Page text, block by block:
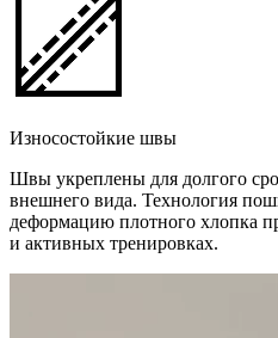
Износостойкие швы
Швы укреплены для долгого
внешнего вида. Технология
деформацию плотного хлопка
и активных тренировках.